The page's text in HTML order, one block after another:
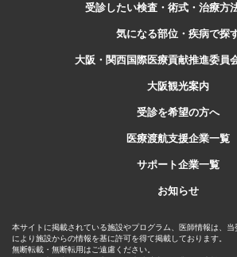
受診したい検査・ 術式・治療方
気になる部位・疾病で探
大阪・関西国際医療貢献推進委員
大阪観光案内
受診を希望の方へ
医療渡航支援企業一覧
サポート企業一覧
お知らせ
本サイトに掲載されている施設やプログラム、医師情報は、
により施設からの情報を基に許可を得て掲載しております。
無断転載・無断転用はご遠慮ください。